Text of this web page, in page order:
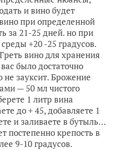
и вино будет
при определенной
за 21-25 дней. но при
+20 -25 градусов.
вино для хранения
было достаточно
зауксит. Брожение
— 50 мл чистого
1 литр вина
до + 45, добавляете 1
и заливаете в бутыль…
постепенно крепость в
9-10 градусов.